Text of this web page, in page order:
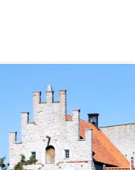
för havet
Havsmedvetenhet
Samverkan för havet